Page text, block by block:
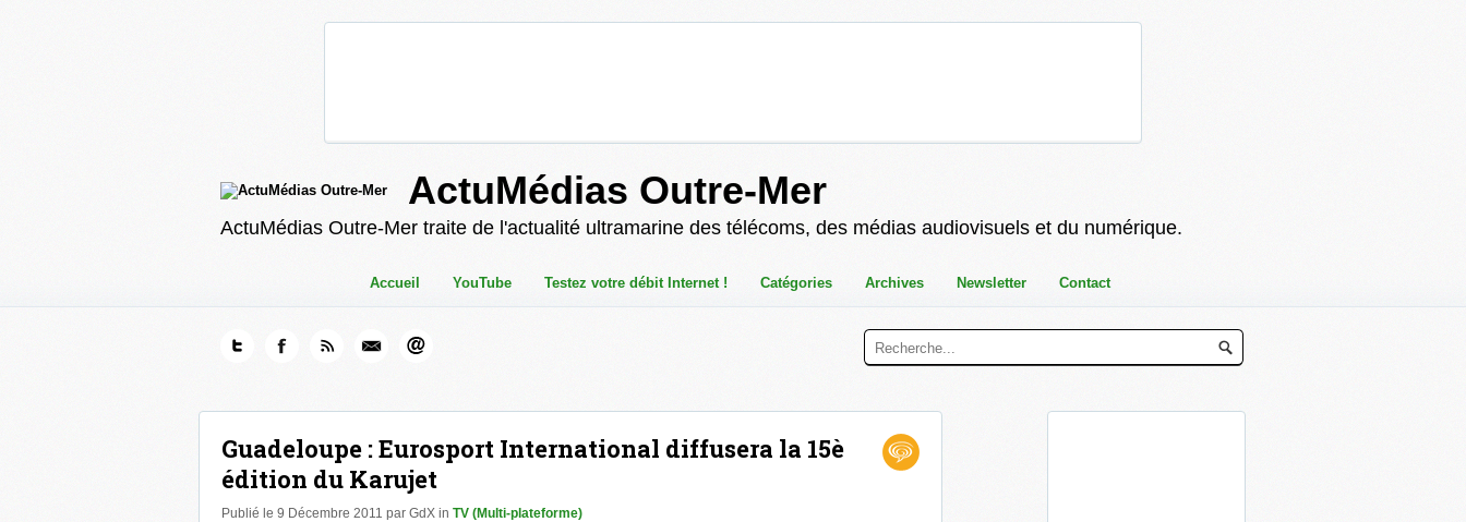
ActuMédias Outre-Mer
ActuMédias Outre-Mer traite de l'actualité ultramarine des télécoms, des médias audiovisuels et du numérique.
Accueil YouTube Testez votre débit Internet ! Catégories Archives Newsletter Contact
Guadeloupe : Eurosport International diffusera la 15è
édition du Karujet
Publié le 9 Décembre 2011 par GdX in TV (Multi-plateforme)